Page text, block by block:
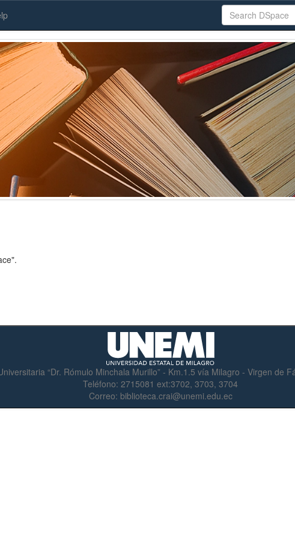
“Dr. Rómulo Minchala Murillo” - Km.1.5 vía Milagro - Virgen de
Teléfono: 2715081 ext:3702, 3703, 3704
Correo: biblioteca.crai@unemi.edu.ec